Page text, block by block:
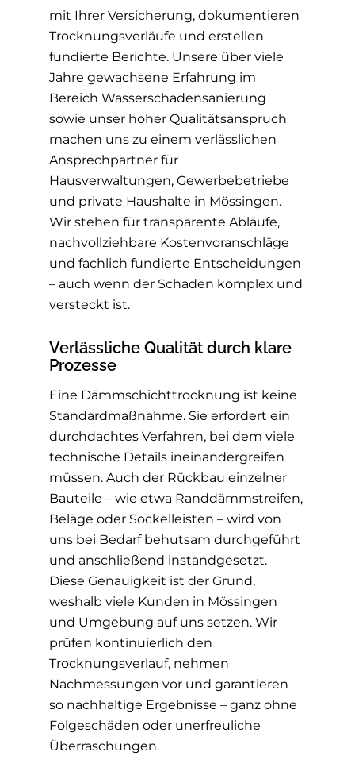
mit Ihrer Versicherung, dokumentieren
Trocknungsverläufe und erstellen
fundierte Berichte. Unsere über viele
Jahre gewachsene Erfahrung im
Bereich Wasserschadensanierung
sowie unser hoher Qualitätsanspruch
machen uns zu einem verlässlichen
Ansprechpartner für
Hausverwaltungen, Gewerbebetriebe
und private Haushalte in Mössingen.
Wir stehen für transparente Abläufe,
nachvollziehbare Kostenvoranschläge
und fachlich fundierte Entscheidungen
– auch wenn der Schaden komplex und
versteckt ist.
Verlässliche Qualität durch klare
Prozesse
Eine Dämmschichttrocknung ist keine
Standardmaßnahme. Sie erfordert ein
durchdachtes Verfahren, bei dem viele
technische Details ineinandergreifen
müssen. Auch der Rückbau einzelner
Bauteile – wie etwa Randdämmstreifen,
Beläge oder Sockelleisten – wird von
uns bei Bedarf behutsam durchgeführt
und anschließend instandgesetzt.
Diese Genauigkeit ist der Grund,
weshalb viele Kunden in Mössingen
und Umgebung auf uns setzen. Wir
prüfen kontinuierlich den
Trocknungsverlauf, nehmen
Nachmessungen vor und garantieren
so nachhaltige Ergebnisse – ganz ohne
Folgeschäden oder unerfreuliche
Überraschungen.